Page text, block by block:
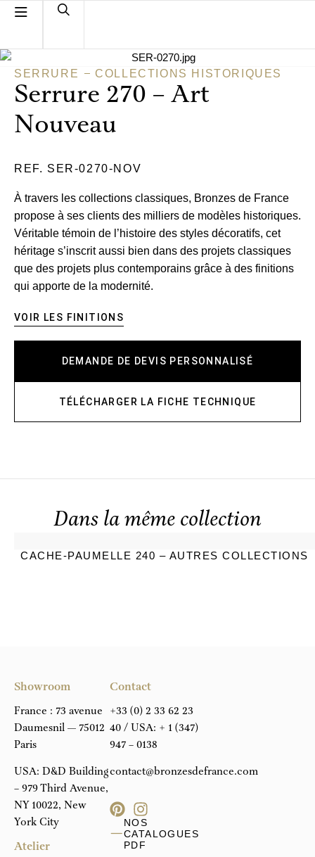
SERRURE COLLECTIONS HISTORIQUES
Serrure 270 – Art
Nouveau
REF. SER-0270-NOV
À travers les collections classiques, Bronzes de France
propose à ses clients des milliers de modèles historiques.
Véritable témoin de l’histoire des styles décoratifs, cet
héritage s’inscrit aussi bien dans des projets classiques
que des projets plus contemporains grâce à des finitions
qui apporte de la modernité.
VOIR LES FINITIONS
DEMANDE DE DEVIS PERSONNALISÉ
TÉLÉCHARGER LA FICHE TECHNIQUE
Dans la même collection
CACHE-PAUMELLE 240 – AUTRES COLLECTIONS
Showroom
France : 73 avenue
Daumesnil — 75012
Paris
USA: D&D Building
– 979 Third Avenue,
NY 10022, New
York City
Atelier
Contact
+33 (0) 2 33 62 23
40 / USA: + 1 (347)
947 – 0138
contact@bronzesdefrance.com
NOS
CATALOGUES
PDF